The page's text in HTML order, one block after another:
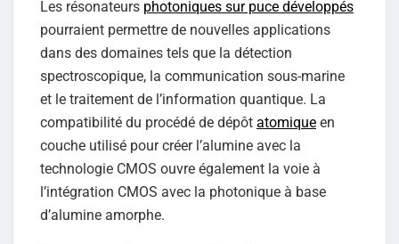
Les résonateurs photoniques sur puce développés
pourraient permettre de nouvelles applications
dans des domaines tels que la détection
spectroscopique, la communication sous-marine
et le traitement de l’information quantique. La
compatibilité du procédé de dépôt atomique en
couche utilisé pour créer l’alumine avec la
technologie CMOS ouvre également la voie à
l’intégration CMOS avec la photonique à base
d’alumine amorphe.